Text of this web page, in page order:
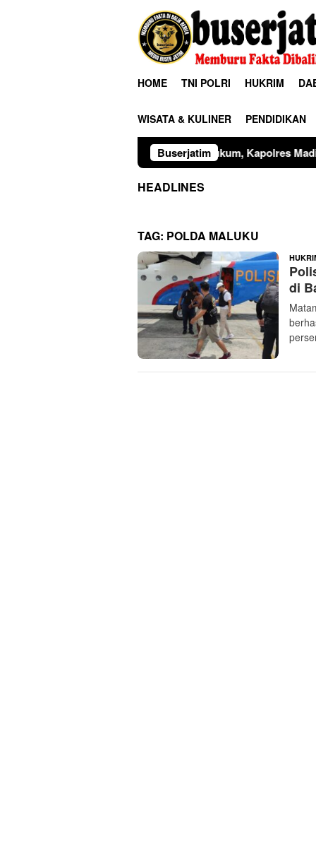
HOME TNI POLRI HUKRIM
WISATA & KULINER PENDIDIKAN
Buserjatim
Penegak Hukum, Kapolres Madiun dan Kajari
HEADLINES
TAG: POLDA MALUKU
di